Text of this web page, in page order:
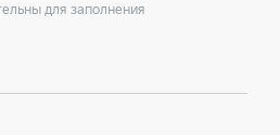
для заполнения